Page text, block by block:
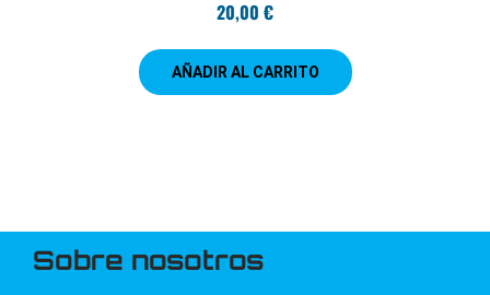
20,00 €
AÑADIR AL CARRITO
Sobre nosotros